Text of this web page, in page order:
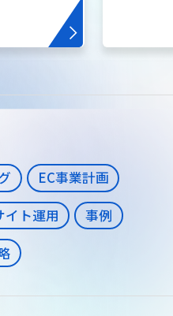
EC事業計画
イト運用
事例